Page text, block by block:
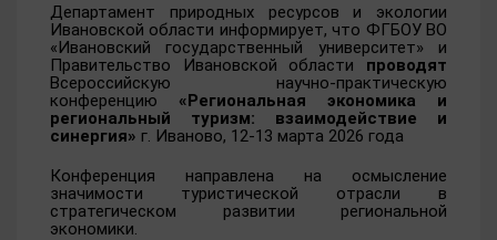
Департамент природных ресурсов и экологии
Ивановской области информирует, что ФГБОУ ВО
«Ивановский государственный университет» и
Правительство Ивановской области проводят
Всероссийскую научно-практическую
конференцию «Региональная экономика и
региональный туризм: взаимодействие и
синергия» г. Иваново, 12-13 марта 2026 года
Конференция направлена на осмысление
значимости туристической отрасли в
стратегическом развитии региональной
экономики.